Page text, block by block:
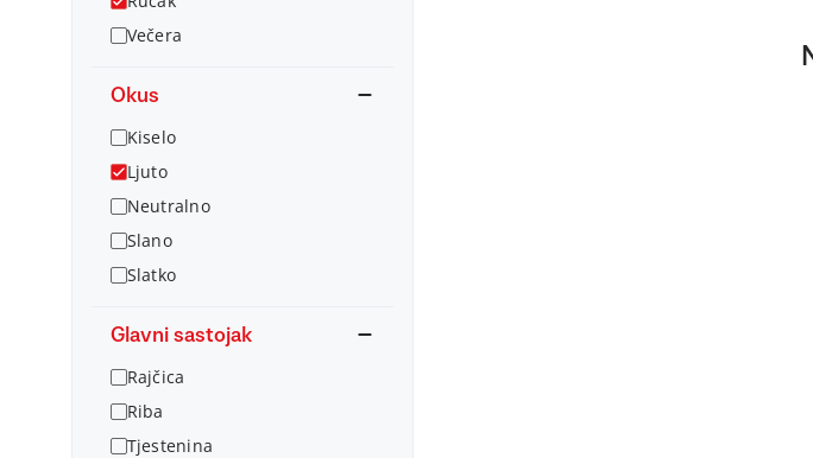
Večera
Okus
Kiselo
Ljuto
Neutralno
Slano
Slatko
Glavni sastojak
Rajčica
Riba
Tjestenina